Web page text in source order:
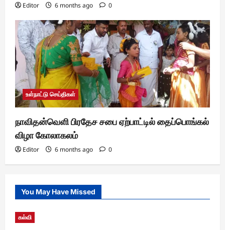
Editor 6 months ago 0
உள்நாட்டு செய்திகள்
நாவிதன்வெளி பிரதேச சபை ஏற்பாட்டில் தைப்பொங்கல்
விழா கோலாகலம்
Editor 6 months ago 0
You May Have Missed
கல்வி